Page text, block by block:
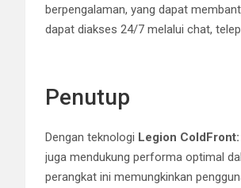
berpengalaman, yang dapat
dapat diakses 24/7 melalui chat,
Penutup
Dengan teknologi Legion
juga mendukung performa optimal
perangkat ini memungkinkan